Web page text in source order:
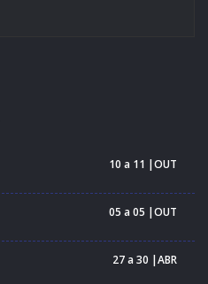
10 a 11 |OUT
05 a 05 |OUT
27 a 30 |ABR